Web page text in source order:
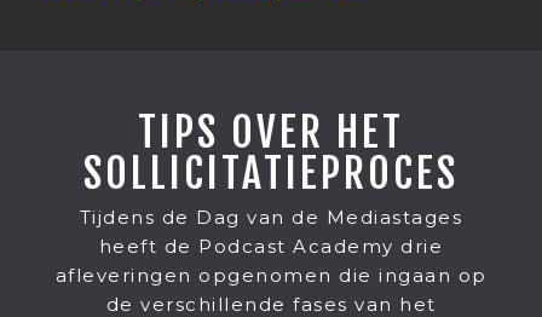
TIPS OVER HET
SOLLICITATIEPROCES
Tijdens de Dag van de Mediastages
heeft de Podcast Academy drie
afleveringen opgenomen die ingaan op
de verschillende fases van het